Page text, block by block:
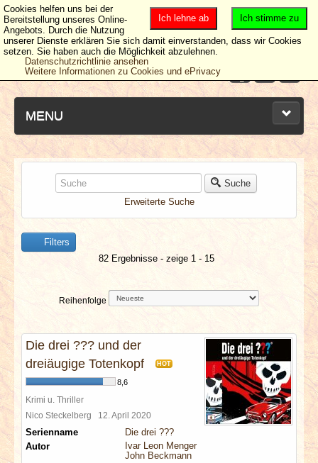
MENU
NEUESTE ARTIKEL
NEWS & DATES
BERICHTE
VERLOSUNGEN
SPECIALS
REDAKTION
LINKS
Suche
Erweiterte Suche
Filters
82 Ergebnisse - zeige 1 - 15
Reihenfolge
Die drei ??? und der
dreiäugige Totenkopf
HOT
8,6
Krimi u. Thriller
Nico Steckelberg 12. April 2020
Serienname
Die drei ???
Autor
Ivar Leon Menger
John Beckmann
Ich stimme zu
Ich lehne ab
Cookies helfen uns bei der
Bereitstellung unseres Online-
Angebots. Durch die Nutzung
unserer Dienste erklären Sie sich damit einverstanden, dass wir Cookies
setzen. Sie haben auch die Möglichkeit abzulehnen.
Datenschutzrichtlinie ansehen
Weitere Informationen zu Cookies und ePrivacy